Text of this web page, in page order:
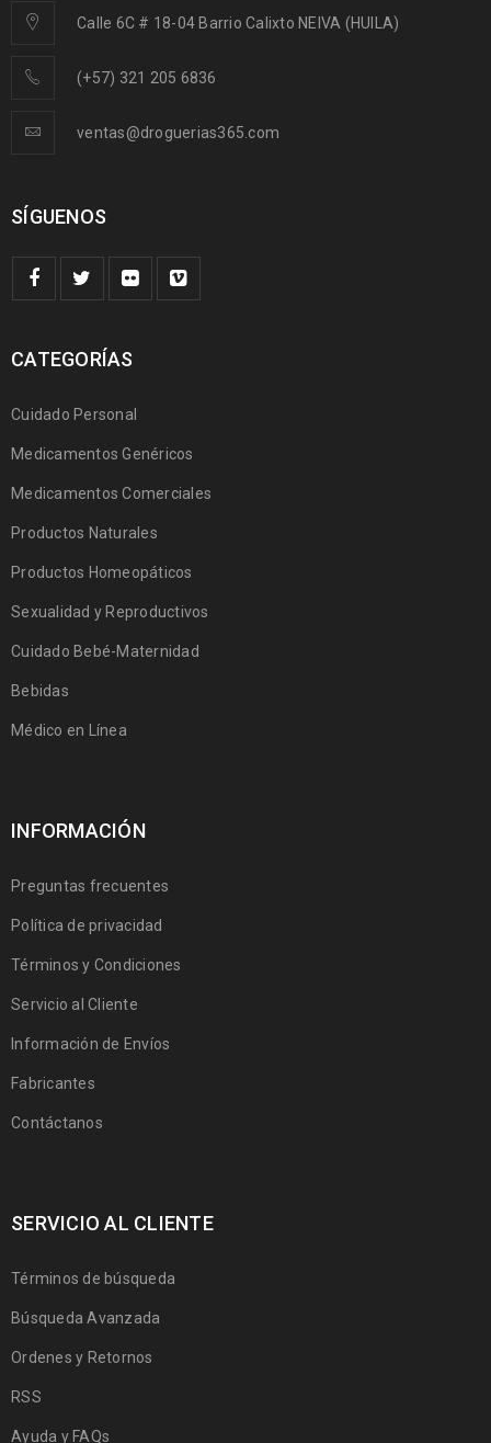
Calle 6C # 18-04 Barrio Calixto NEIVA (HUILA)
(+57) 321 205 6836
ventas@droguerias365.com
SÍGUENOS
CATEGORÍAS
Cuidado Personal
Medicamentos Genéricos
Medicamentos Comerciales
Productos Naturales
Productos Homeopáticos
Sexualidad y Reproductivos
Cuidado Bebé-Maternidad
Bebidas
Médico en Línea
INFORMACIÓN
Preguntas frecuentes
Política de privacidad
Términos y Condiciones
Servicio al Cliente
Información de Envíos
Fabricantes
Contáctanos
SERVICIO AL CLIENTE
Términos de búsqueda
Búsqueda Avanzada
Ordenes y Retornos
RSS
Ayuda y FAQs